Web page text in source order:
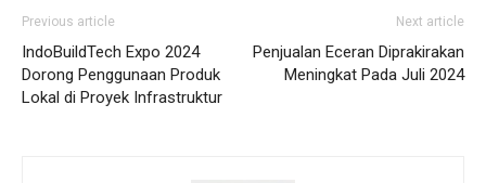
Previous article
IndoBuildTech Expo 2024
Dorong Penggunaan Produk
Lokal di Proyek Infrastruktur
Next article
Penjualan Eceran Diprakirakan
Meningkat Pada Juli 2024